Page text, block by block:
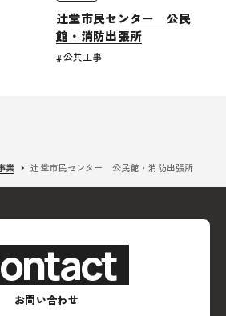
辻堂市民センター 公民
館・消防出張所
公共工事
業 辻堂市民センター 公民館・消防出張所
お問い合わせ